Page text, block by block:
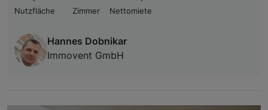
Nutzfläche
Zimmer Nettomiete
Hannes Dobnikar
Immovent GmbH